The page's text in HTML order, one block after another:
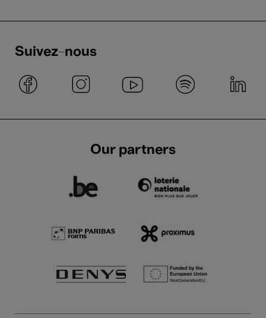
Suivez-nous
Our partners